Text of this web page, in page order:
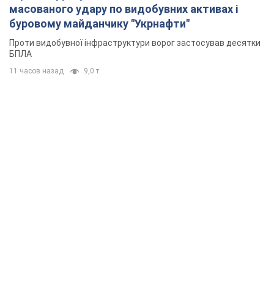
масованого удару по видобувних активах і
буровому майданчику "Укрнафти"
Проти видобувної інфраструктури ворог застосував десятки
БПЛА
11 часов назад 9,0 т.